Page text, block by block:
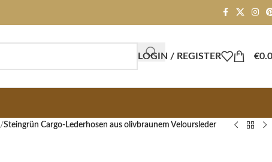
LOGIN / REGISTER €
/Steingrün Cargo-Lederhosen aus olivbraunem Veloursleder